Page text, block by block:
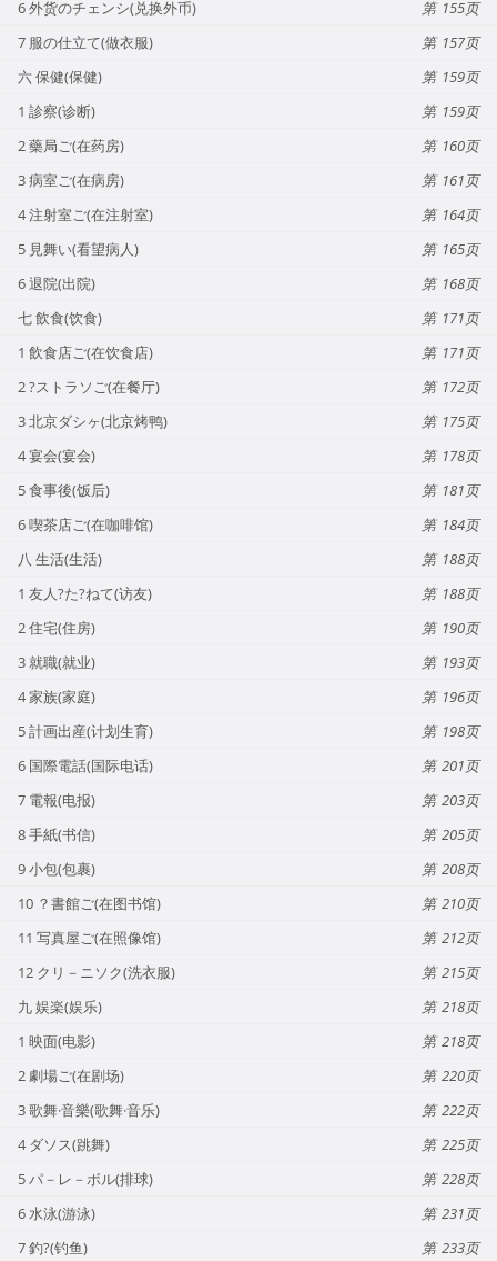
6 外货のチェンシ(兑换外币)
155
7 服の仕立て(做衣服)
157
六 保健(保健)
159
1 診察(诊断)
159
2 藥局ご(在药房)
160
3 病室ご(在病房)
161
4 注射室ご(在注射室)
164
5 見舞い(看望病人)
165
6 退院(出院)
168
七 飲食(饮食)
171
1 飲食店ご(在饮食店)
171
2 ?ストラソご(在餐厅)
172
3 北京ダシヶ(北京烤鸭)
175
4 宴会(宴会)
178
5 食事後(饭后)
181
6 喫茶店ご(在咖啡馆)
184
八 生活(生活)
188
1 友人?た?ねて(访友)
188
2 住宅(住房)
190
3 就職(就业)
193
4 家族(家庭)
196
5 計画出産(计划生育)
198
6 国際電話(国际电话)
201
7 電報(电报)
203
8 手紙(书信)
205
9 小包(包裹)
208
10 ？書館ご(在图书馆)
210
11 写真屋ご(在照像馆)
212
12 クリ－ニソク(洗衣服)
215
九 娱楽(娱乐)
218
1 映面(电影)
218
2 劇場ご(在剧场)
220
3 歌舞·音樂(歌舞·音乐)
222
4 ダソス(跳舞)
225
5 パ－レ－ボル(排球)
228
6 水泳(游泳)
231
7 釣?(钓鱼)
233